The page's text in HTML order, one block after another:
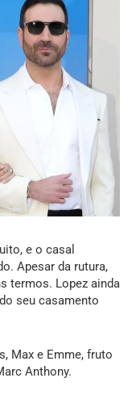
e o casal
Apesar da rutura,
termos. Lopez ainda
seu casamento
Max e Emme, fruto
Anthony.